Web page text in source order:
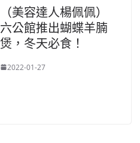
（美容達人楊佩佩）
六公館推出蝴蝶羊腩
煲，冬天必食！
2022-01-27